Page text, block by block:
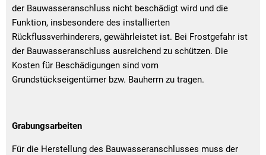
der Bauwasseranschluss nicht beschädigt wird und die
Funktion, insbesondere des installierten
Rückflussverhinderers, gewährleistet ist. Bei Frostgefahr ist
der Bauwasseranschluss ausreichend zu schützen. Die
Kosten für Beschädigungen sind vom
Grundstückseigentümer bzw. Bauherrn zu tragen.
Grabungsarbeiten
Für die Herstellung des Bauwasseranschlusses muss der